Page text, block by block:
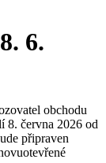
6.
obchodu
8. června 2026 od
připraven